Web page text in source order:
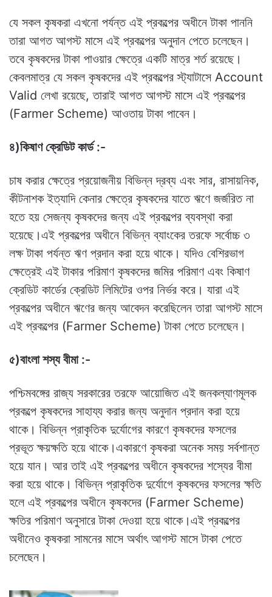
যে সকল কৃষকরা এখনো পর্যন্ত এই প্রকল্পের অধীনে টাকা পাননি
তারা আগত আগস্ট মাসে এই প্রকল্পের অনুদান পেতে চলেছেন।
তবে কৃষকদের টাকা পাওয়ার ক্ষেত্রে একটি মাত্র শর্ত রয়েছে।
কেবলমাত্র যে সকল কৃষকদের এই প্রকল্পের স্ট্যাটাসে Account
Valid লেখা রয়েছে, তারাই আগত আগস্ট মাসে এই প্রকল্পের
(Farmer Scheme) আওতায় টাকা পাবেন।
৪)কিষাণ ক্রেডিট কার্ড :-
চাষ করার ক্ষেত্রে প্রয়োজনীয় বিভিন্ন দ্রব্য এবং সার, রাসায়নিক,
কীটনাশক ইত্যাদি কেনার ক্ষেত্রে কৃষকদের যাতে ঋণে জর্জরিত না
হতে হয় সেজন্য কৃষকদের জন্য এই প্রকল্পের ব্যবস্থা করা
হয়েছে।এই প্রকল্পের অধীনে বিভিন্ন ব্যাংকের তরফে সর্বোচ্চ ৩
লক্ষ টাকা পর্যন্ত ঋণ প্রদান করা হয়ে থাকে। যদিও বেশিরভাগ
ক্ষেত্রেই এই টাকার পরিমাণ কৃষকদের জমির পরিমাণ এবং কিষাণ
ক্রেডিট কার্ডের ক্রেডিট লিমিটের ওপর নির্ভর করে। যারা এই
প্রকল্পের অধীনে ঋণের জন্য আবেদন করেছিলেন তারা আগস্ট মাসে
এই প্রকল্পের (Farmer Scheme) টাকা পেতে চলেছেন।
৫)বাংলা শস্য বীমা :-
পশ্চিমবঙ্গের রাজ্য সরকারের তরফে আয়োজিত এই জনকল্যাণমূলক
প্রকল্পে কৃষকদের সাহায্য করার জন্য অনুদান প্রদান করা হয়ে
থাকে। বিভিন্ন প্রাকৃতিক দুর্যোগের কারণে কৃষকদের ফসলের
প্রভূত ক্ষয়ক্ষতি হয়ে থাকে।একারণে কৃষকরা অনেক সময় সর্বশান্ত
হয়ে যান। আর তাই এই প্রকল্পের অধীনে কৃষকদের শস্যের বীমা
করা হয়ে থাকে। বিভিন্ন প্রাকৃতিক দুর্যোগে কৃষকদের ফসলের ক্ষতি
হলে এই প্রকল্পের অধীনে কৃষকদের (Farmer Scheme)
ক্ষতির পরিমাণ অনুসারে টাকা দেওয়া হয়ে থাকে।এই প্রকল্পের
অধীনেও কৃষকরা সামনের মাসে অর্থাৎ আগস্ট মাসে টাকা পেতে
চলেছেন।